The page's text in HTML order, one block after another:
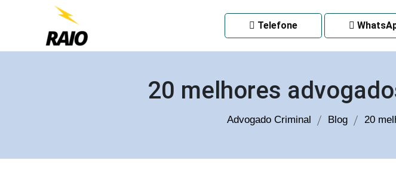
Telefone
20 melhores
Advogado Criminal Blog 20